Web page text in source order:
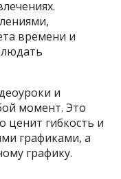
времени и
и
момент. Это
ценит гибкость и
графиками, а
графику.